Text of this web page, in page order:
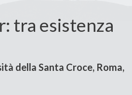
tra esistenza
della Santa Croce, Roma,